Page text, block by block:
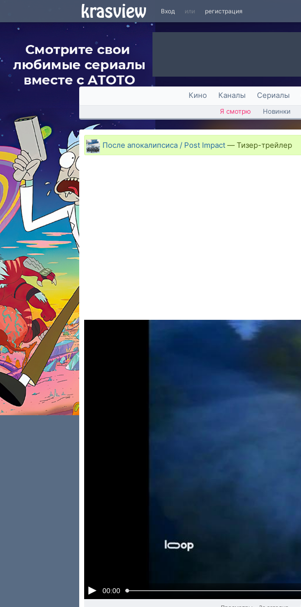
Вход или регистрация
Кино Каналы Сериалы
Я смотрю Новинки
После апокалипсиса / Post Impact — Тизер-трейлер
00:00